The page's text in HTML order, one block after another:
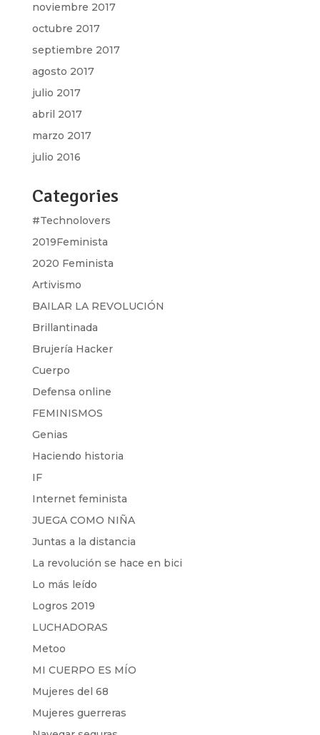
noviembre 2017
octubre 2017
septiembre 2017
agosto 2017
julio 2017
abril 2017
marzo 2017
julio 2016
Categories
#Technolovers
2019Feminista
2020 Feminista
Artivismo
BAILAR LA REVOLUCIÓN
Brillantinada
Brujería Hacker
Cuerpo
Defensa online
FEMINISMOS
Genias
Haciendo historia
IF
Internet feminista
JUEGA COMO NIÑA
Juntas a la distancia
La revolución se hace en bici
Lo más leído
Logros 2019
LUCHADORAS
Metoo
MI CUERPO ES MÍO
Mujeres del 68
Mujeres guerreras